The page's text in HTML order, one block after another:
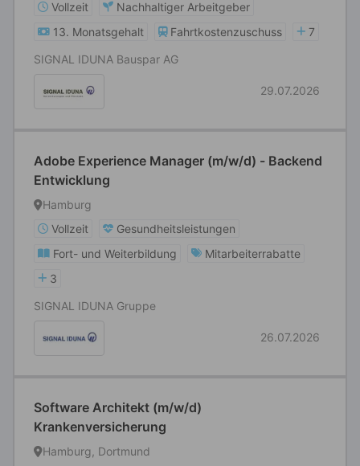
Vollzeit
Nachhaltiger Arbeitgeber
13. Monatsgehalt
Fahrtkostenzuschuss
7
SIGNAL IDUNA Bauspar AG
29.07.2026
Adobe Experience Manager (m/w/d) - Backend
Entwicklung
Hamburg
Vollzeit
Gesundheitsleistungen
Fort- und Weiterbildung
Mitarbeiterrabatte
3
SIGNAL IDUNA Gruppe
26.07.2026
Software Architekt (m/w/d)
Krankenversicherung
Hamburg, Dortmund